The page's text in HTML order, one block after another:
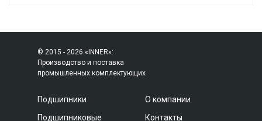
© 2015 - 2026 «INNER»:
Производство и поставка
промышленных комплектующих
Подшипники
Подшипниковые
О компании
Контакты